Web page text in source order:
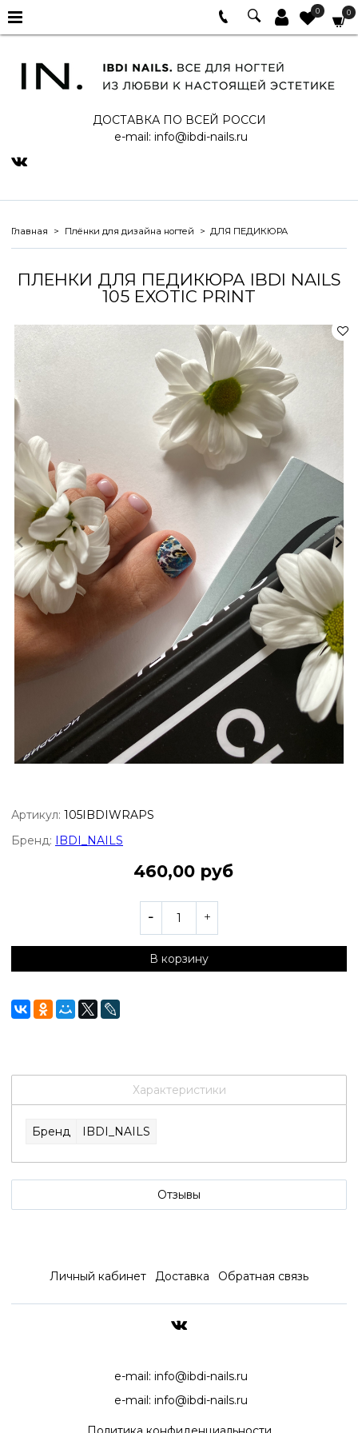
0 0
ДОСТАВКА ПО ВСЕЙ РОССИ
e-mail: info@ibdi-nails.ru
Главная Плёнки для дизайна ногтей ДЛЯ ПЕДИКЮРА
ПЛЕНКИ ДЛЯ ПЕДИКЮРА IBDI NAILS
105 EXOTIC PRINT
Артикул: 105IBDIWRAPS
Бренд:
IBDI_NAILS
460,00 руб
В корзину
Характеристики
Бренд IBDI_NAILS
Отзывы
Личный кабинет Доставка Обратная связь
e-mail: info@ibdi-nails.ru
e-mail: info@ibdi-nails.ru